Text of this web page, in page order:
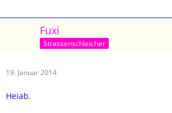
Fuxi
Strassenschleicher
19. Januar 2014
Heiab.